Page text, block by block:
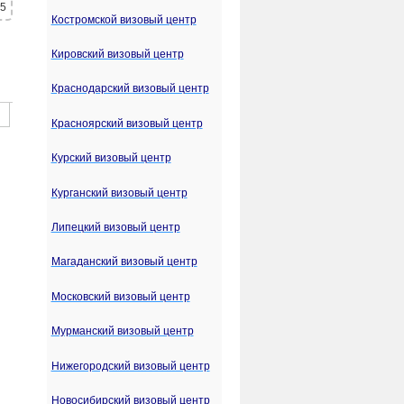
Костромской визовый центр
Кировский визовый центр
Краснодарский визовый центр
Красноярский визовый центр
Курский визовый центр
Курганский визовый центр
Липецкий визовый центр
Магаданский визовый центр
Московский визовый центр
Мурманский визовый центр
Нижегородский визовый центр
Новосибирский визовый центр